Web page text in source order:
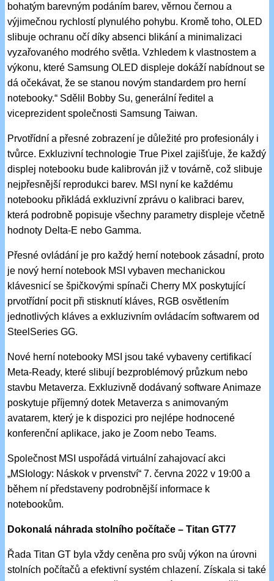
bohatým barevným podáním barev, věrnou černou a
výjimečnou rychlostí plynulého pohybu. Kromě toho, OLED
slibuje ochranu očí díky absenci blikání a minimalizaci
vyzařovaného modrého světla. Vzhledem k vlastnostem a
výkonu, které Samsung OLED displeje dokáží nabídnout se
dá očekávat, že se stanou novým standardem pro herní
notebooky.“ Sdělil Bobby Su, generální ředitel a
viceprezident společnosti Samsung Taiwan.
Prvotřídní a přesné zobrazení je důležité pro profesionály i
tvůrce. Exkluzivní technologie True Pixel zajišťuje, že každý
displej notebooku bude kalibrován již v továrně, což slibuje
nejpřesnější reprodukci barev. MSI nyní ke každému
notebooku přikládá exkluzivní zprávu o kalibraci barev,
která podrobně popisuje všechny parametry displeje včetně
hodnoty Delta-E nebo Gamma.
Přesné ovládání je pro každý herní notebook zásadní, proto
je nový herní notebook MSI vybaven mechanickou
klávesnicí se špičkovými spínači Cherry MX poskytující
prvotřídní pocit při stisknutí kláves, RGB osvětlením
jednotlivých kláves a exkluzivním ovládacím softwarem od
SteelSeries GG.
Nové herní notebooky MSI jsou také vybaveny certifikací
Meta-Ready, které slibují bezproblémový průzkum nebo
stavbu Metaverza. Exkluzivně dodávaný software Animaze
poskytuje příjemný dotek Metaverza s animovaným
avatarem, který je k dispozici pro nejlépe hodnocené
konferenční aplikace, jako je Zoom nebo Teams.
Společnost MSI uspořádá virtuální zahajovací akci
„MSIology: Náskok v prvenství“ 7. června 2022 v 19:00 a
během ní představeny podrobnější informace k
notebookům.
Dokonalá náhrada stolního počítače – Titan GT77
Řada Titan GT byla vždy ceněna pro svůj výkon na úrovni
stolních počítačů a efektivní systém chlazení. Získala si také